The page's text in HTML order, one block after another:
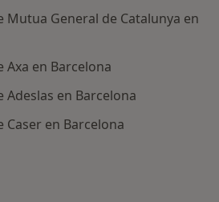
Mutua General de Catalunya en
Axa en Barcelona
Adeslas en Barcelona
Caser en Barcelona